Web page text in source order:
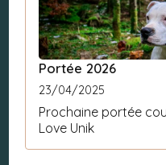
Portée 2026
23/04/2025
Prochaine portée
Love Unik